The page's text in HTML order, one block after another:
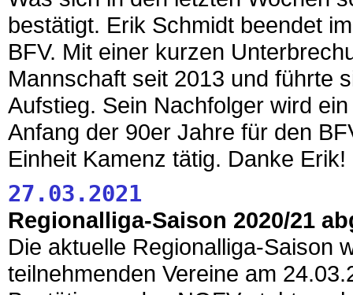
bestätigt. Erik Schmidt beendet
BFV. Mit einer kurzen
Mannschaft seit 2013 und führte
Aufstieg. Sein Nachfolger wird
Anfang der 90er Jahre für den
Einheit Kamenz tätig. Danke
27.03.2021
Regionalliga-Saison 2020/21
Die aktuelle Regionalliga-Saison
teilnehmenden Vereine am